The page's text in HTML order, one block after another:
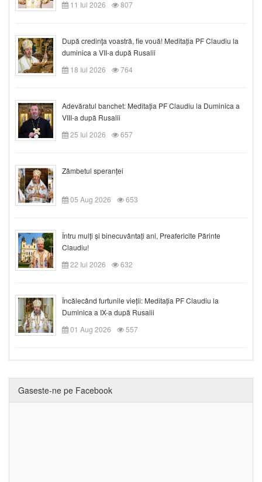
11 Iul 2026
807
După credinţa voastră, fie vouă! Meditația PF Claudiu la
duminica a VII-a după Rusalii
18 Iul 2026
764
Adevăratul banchet: Meditația PF Claudiu la Duminica a
VIII-a după Rusalii
25 Iul 2026
657
Zâmbetul speranței
05 Aug 2026 653
Întru mulți și binecuvântați ani, Preafericite Părinte
Claudiu!
22 Iul 2026
632
Încălecând furtunile vieții: Meditația PF Claudiu la
Duminica a IX-a după Rusalii
01 Aug 2026
557
Gaseste-ne pe Facebook